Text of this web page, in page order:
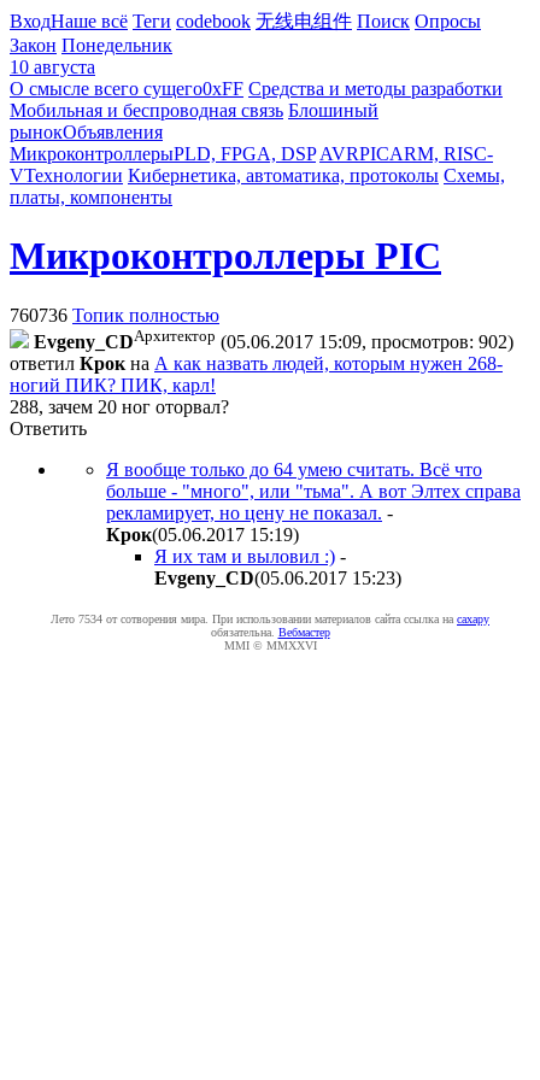
ВходНаше всё Теги codebook 无线电组件 Поиск Опросы
Закон Понедельник
10 августа
О смысле всего сущего0xFF Средства и методы разработки
Мобильная и беспроводная связь Блошиный
рынокОбъявления
МикроконтроллерыPLD, FPGA, DSP AVRPICARM, RISC-
VТехнологии Кибернетика, автоматика, протоколы Схемы,
платы, компоненты
Микроконтроллеры PIC
760736 Топик полностью
Evgeny_CDАрхитектор (05.06.2017 15:09, просмотров: 902)
ответил Крок на А как назвать людей, которым нужен 268-
ногий ПИК? ПИК, карл!
288, зачем 20 ног оторвал?
Ответить
Я вообще только до 64 умею считать. Всё что
больше - "много", или "тьма". А вот Элтех справа
рекламирует, но цену не показал. -
Крок(05.06.2017 15:19)
Я их там и выловил :) -
Evgeny_CD(05.06.2017 15:23)
Лето 7534 от сотворения мира. При использовании материалов сайта ссылка на caxapу
обязательна. Вебмастер
MMI © MMXXVI